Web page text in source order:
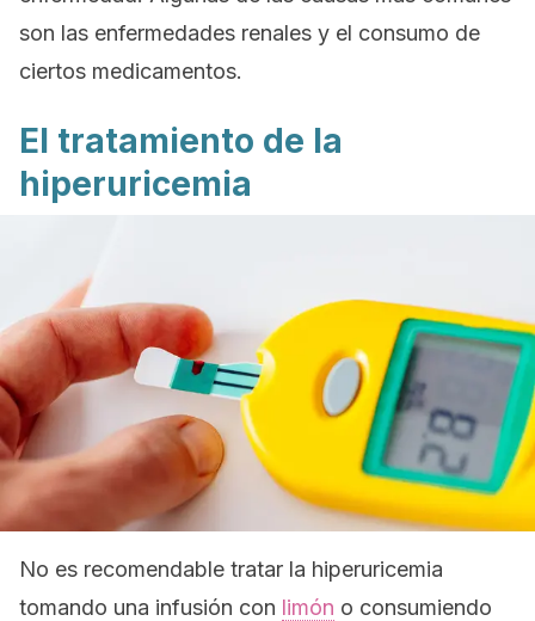
son las enfermedades renales y el consumo de
ciertos medicamentos.
El tratamiento de la
hiperuricemia
No es recomendable tratar la hiperuricemia
tomando una infusión con limón o consumiendo